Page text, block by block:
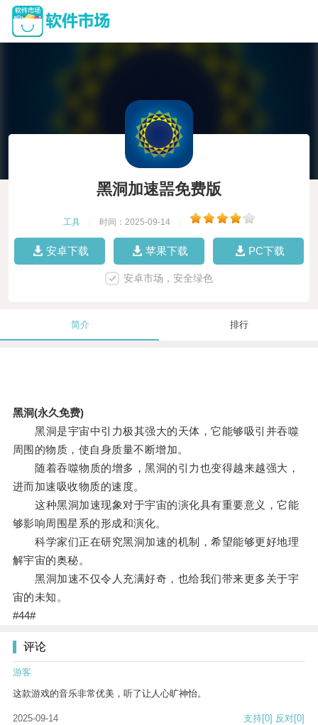
黑洞加速噐免费版
工具 时间：2025-09-14
安卓下载 苹果下载 PC下载
安卓市场，安全绿色
简介 排行
黑洞(永久免费)
黑洞是宇宙中引力极其强大的天体，它能够吸引并吞噬
周围的物质，使自身质量不断增加。
随着吞噬物质的增多，黑洞的引力也变得越来越强大，
进而加速吸收物质的速度。
这种黑洞加速现象对于宇宙的演化具有重要意义，它能
够影响周围星系的形成和演化。
科学家们正在研究黑洞加速的机制，希望能够更好地理
解宇宙的奥秘。
黑洞加速不仅令人充满好奇，也给我们带来更多关于宇
宙的未知。
#44#
评论
游客
这款游戏的音乐非常优美，听了让人心旷神怡。
2025-09-14 支持[0] 反对[0]